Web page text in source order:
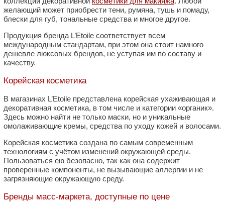
желающий может приобрести тени, румяна, тушь и помаду,
блески для губ, тональные средства и многое другое.
Продукция бренда L’Etoile соответствует всем
международным стандартам, при этом она стоит намного
дешевле люксовых брендов, не уступая им по составу и
качеству.
Корейская косметика
В магазинах L’Etoile представлена корейская ухаживающая и
декоративная косметика, в том числе и категории «органик».
Здесь можно найти не только маски, но и уникальные
омолаживающие кремы, средства по уходу кожей и волосами.
Корейская косметика создана по самым современным
технологиям с учётом изменений окружающей среды.
Пользоваться ею безопасно, так как она содержит
проверенные компоненты, не вызывающие аллергии и не
загрязняющие окружающую среду.
Бренды масс-маркета, доступные по цене